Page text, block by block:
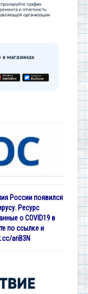
России появился
Ресурс
о COVID19 в
по ссылке и
ariB3N